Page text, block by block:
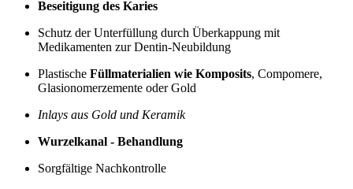
Beseitigung des Karies
Schutz der Unterfüllung durch Überkappung mit
Medikamenten zur Dentin-Neubildung
Plastische Füllmaterialien wie Komposits, Compomere,
Glasionomerzemente oder Gold
Inlays aus Gold und Keramik
Wurzelkanal - Behandlung
Sorgfältige Nachkontrolle